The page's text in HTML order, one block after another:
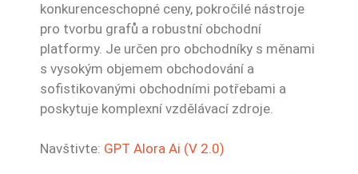
konkurenceschopné ceny, pokročilé nástroje
pro tvorbu grafů a robustní obchodní
platformy. Je určen pro obchodníky s měnami
s vysokým objemem obchodování a
sofistikovanými obchodními potřebami a
poskytuje komplexní vzdělávací zdroje.
Navštivte: GPT Alora Ai (V 2.0)